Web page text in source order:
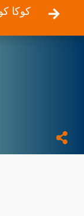
كوكا